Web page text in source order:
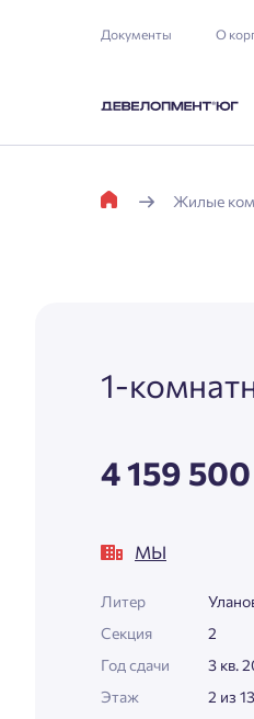
Документы О
Жилые
1-
4 159
МЫ
Литер
Секция
2
Год сдачи
3 кв.
Этаж
2 из 13